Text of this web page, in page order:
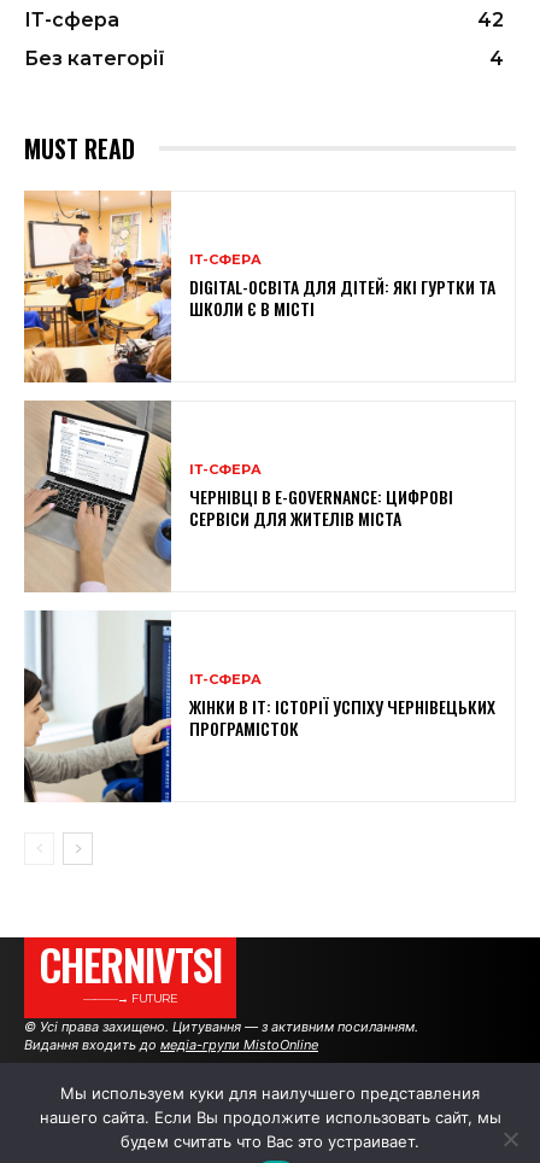
ІТ-сфера
42
Без категорії
4
MUST READ
ІТ-СФЕРА
DIGITAL-ОСВІТА ДЛЯ ДІТЕЙ: ЯКІ ГУРТКИ ТА
ШКОЛИ Є В МІСТІ
ІТ-СФЕРА
ЧЕРНІВЦІ В E-GOVERNANCE: ЦИФРОВІ
СЕРВІСИ ДЛЯ ЖИТЕЛІВ МІСТА
ІТ-СФЕРА
ЖІНКИ В ІТ: ІСТОРІЇ УСПІХУ ЧЕРНІВЕЦЬКИХ
ПРОГРАМІСТОК
CHERNIVTSI
———→ FUTURE
© Усі права захищено. Цитування — з активним посиланням.
Видання входить до медіа-групи MistoOnline
АВТОРИ РЕКЛАМА НА САЙТІ
Мы используем куки для наилучшего представления
нашего сайта. Если Вы продолжите использовать сайт, мы
будем считать что Вас это устраивает.